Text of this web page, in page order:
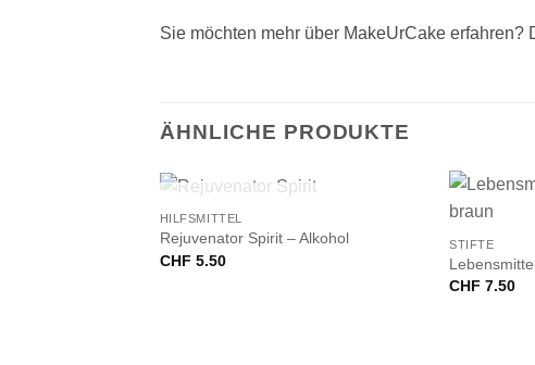
Sie möchten mehr über MakeUrCake erfahren?
ÄHNLICHE PRODUKTE
+
NICHT VORRÄTIG
HILFSMITTEL
Rejuvenator Spirit – Alkohol
CHF 5.50
STIFTE
CHF 7.50